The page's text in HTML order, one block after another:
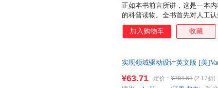
正如本书前言所讲，这是一本
的科普读物。全书首先对人工
中介绍了自治性、具身化、学
认知等关键问题。考虑到读者
重对关键问题做简明的描述，
在学术界尚未对何谓“认知”得
加入购物车 收藏
实现领域驱动设计英文版 [美
¥63.71 定价： ¥294.68 (2.17折)